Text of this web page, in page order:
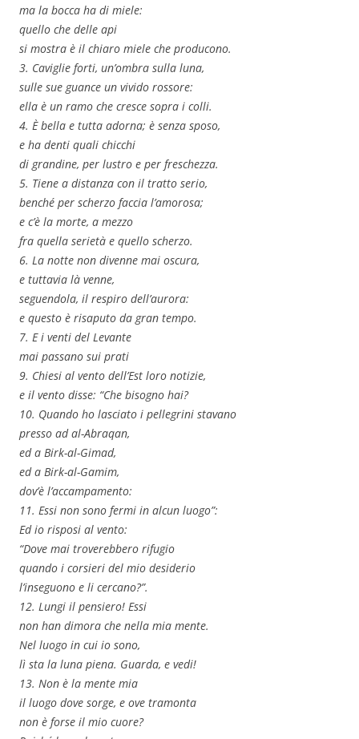
ma la bocca ha di miele:
quello che delle api
si mostra è il chiaro miele che producono.
3. Caviglie forti, un’ombra sulla luna,
sulle sue guance un vivido rossore:
ella è un ramo che cresce sopra i colli.
4. È bella e tutta adorna; è senza sposo,
e ha denti quali chicchi
di grandine, per lustro e per freschezza.
5. Tiene a distanza con il tratto serio,
benché per scherzo faccia l’amorosa;
e c’è la morte, a mezzo
fra quella serietà e quello scherzo.
6. La notte non divenne mai oscura,
e tuttavia là venne,
seguendola, il respiro dell’aurora:
e questo è risaputo da gran tempo.
7. E i venti del Levante
mai passano sui prati
9. Chiesi al vento dell’Est loro notizie,
e il vento disse: “Che bisogno hai?
10. Quando ho lasciato i pellegrini stavano
presso ad al-Abraqan,
ed a Birk-al-Gimad,
ed a Birk-al-Gamim,
dov’è l’accampamento:
11. Essi non sono fermi in alcun luogo”:
Ed io risposi al vento:
“Dove mai troverebbero rifugio
quando i corsieri del mio desiderio
l’inseguono e li cercano?”.
12. Lungi il pensiero! Essi
non han dimora che nella mia mente.
Nel luogo in cui io sono,
lì sta la luna piena. Guarda, e vedi!
13. Non è la mente mia
il luogo dove sorge, e ove tramonta
non è forse il mio cuore?